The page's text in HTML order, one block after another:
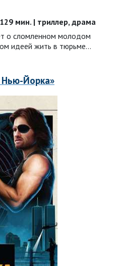
мин. | триллер, драма
о сломленном молодом
идеей жить в тюрьме…
Йорка»